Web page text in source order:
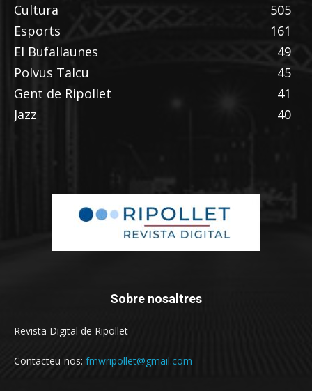
Cultura
505
Esports
161
El Bufallaunes
49
Polvus Talcu
45
Gent de Ripollet
41
Jazz
40
Sobre nosaltres
Revista Digital de Ripollet
Contacteu-nos: fmwripollet@gmail.com